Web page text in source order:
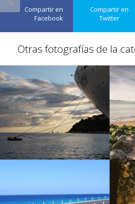
Compartir en
Facebook
Compartir en
Twitter
Otras fotografías de la